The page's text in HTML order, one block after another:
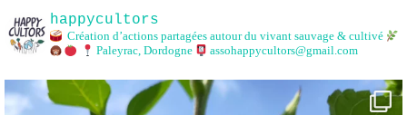
happycultors
Création d’actions partagées autour du vivant sauvage & cultivé
Paleyrac, Dordogne
assohappycultors@gmail.com